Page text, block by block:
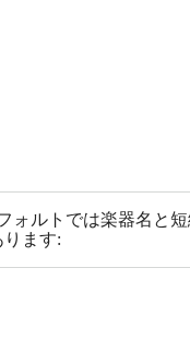
ルトでは楽器名と
ます: